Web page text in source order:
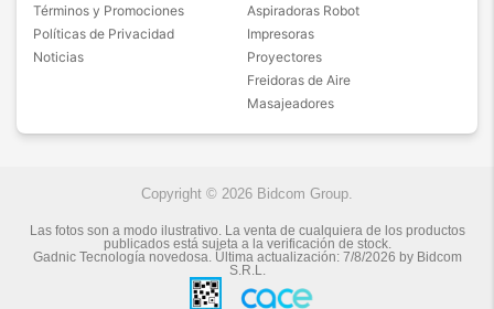
Términos y Promociones
Políticas de Privacidad
Noticias
Aspiradoras Robot
Impresoras
Proyectores
Freidoras de Aire
Masajeadores
Copyright © 2026 Bidcom Group.
Las fotos son a modo ilustrativo. La venta de cualquiera de los productos
publicados está sujeta a la verificación de stock.
Gadnic Tecnología novedosa. Última actualización: 7/8/2026 by Bidcom
S.R.L.